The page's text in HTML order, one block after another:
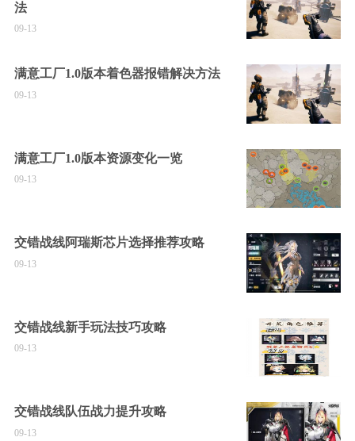
法
09-13
满意工厂1.0版本着色器报错解决方法
09-13
满意工厂1.0版本资源变化一览
09-13
交错战线阿瑞斯芯片选择推荐攻略
09-13
交错战线新手玩法技巧攻略
09-13
交错战线队伍战力提升攻略
09-13